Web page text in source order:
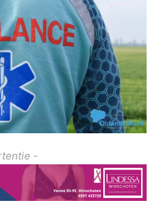
-